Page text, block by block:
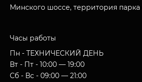
Минского шоссе, территория парка
Часы работы
Пн - ТЕХНИЧЕСКИЙ ДЕНЬ
Вт - Пт - 10:00 — 19:00
Сб - Вс - 09:00 — 21:00